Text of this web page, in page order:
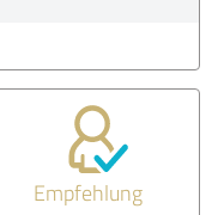
Empfehlung